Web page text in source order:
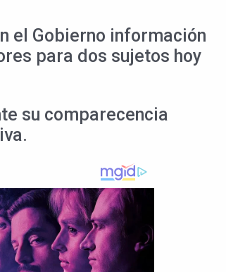
el Gobierno información
para dos sujetos hoy
su comparecencia